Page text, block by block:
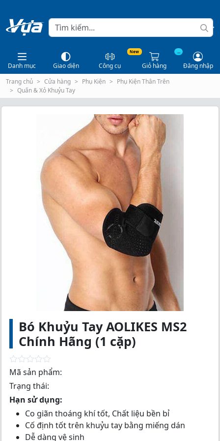
Danh mục Giao diện
New
Công cụ
...
Giỏ hàng
Đăng nhập
Trang chủ
Cửa hàng Phụ Kiện
Phụ Kiện Thân Trên
Quấn & Xỏ Khuỷu Tay
Bó Khuỷu Tay AOLIKES MS2
Chính Hãng (1 cặp)
R
t
d
Mã sản phẩm:
Trạng thái:
Hạn sử dụng:
Co giãn thoáng khí tốt, Chất liệu bền bỉ
Cố định tốt trên khuỷu tay bằng miếng dán
Dễ dàng vệ sinh